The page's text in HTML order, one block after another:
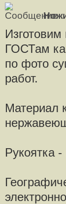
ГОСТам
по фото
работ.
Материал
Рукоятка